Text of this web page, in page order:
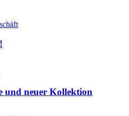
und neuer Kollektion